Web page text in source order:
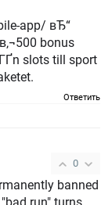
app/ вЂ“
bonus
slots till sport
Ответить
0
banned